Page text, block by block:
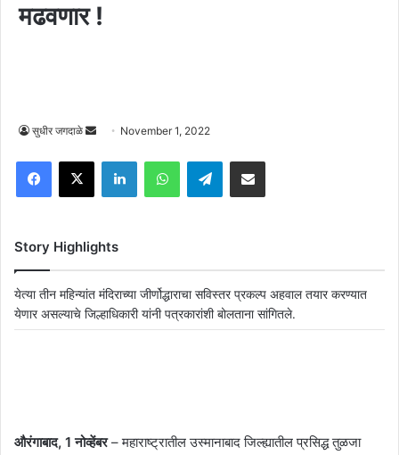
मढवणार !
सुधीर जगदाळे
Send
email
November 1, 2022
Facebook
X LinkedInWhatsAppTelegramShare via Email
Story Highlights
येत्या तीन महिन्यांत मंदिराच्या जीर्णोद्धाराचा सविस्तर प्रकल्प अहवाल तयार करण्यात
येणार असल्याचे जिल्हाधिकारी यांनी पत्रकारांशी बोलताना सांगितले.
औरंगाबाद, 1 नोव्हेंबर– महाराष्ट्रातील उस्मानाबाद जिल्ह्यातील प्रसिद्ध तुळजा